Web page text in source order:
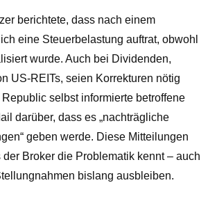
berichtete, dass nach einem
eine Steuerbelastung auftrat, obwohl
wurde. Auch bei Dividenden,
US-REITs, seien Korrekturen nötig
selbst informierte betroffene
darüber, dass es „nachträgliche
geben werde. Diese Mitteilungen
der Broker die Problematik kennt – auch
bislang ausbleiben.